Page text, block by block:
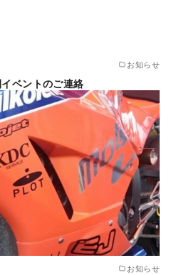
お知らせ
ベントのご連絡
お知らせ